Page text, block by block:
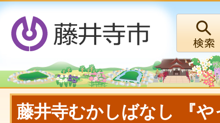
藤井寺むかしばなし 『